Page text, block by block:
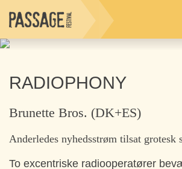
RADIOPHONY
Brunette Bros. (DK+ES)
Anderledes nyhedsstrøm tilsat grotesk
To excentriske radiooperatører